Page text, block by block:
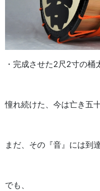
・完成させた2尺2寸の桶
憧れ続けた、今は亡き五
まだ、その『音』には到
でも、